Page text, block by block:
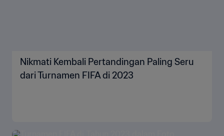
Nikmati Kembali Pertandingan Paling Seru
dari Turnamen FIFA di 2023